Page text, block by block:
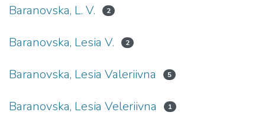
Baranovska, L. V. 2
Baranovska, Lesia V. 2
Baranovska, Lesia Valeriivna 5
Baranovska, Lesia Veleriivna 1